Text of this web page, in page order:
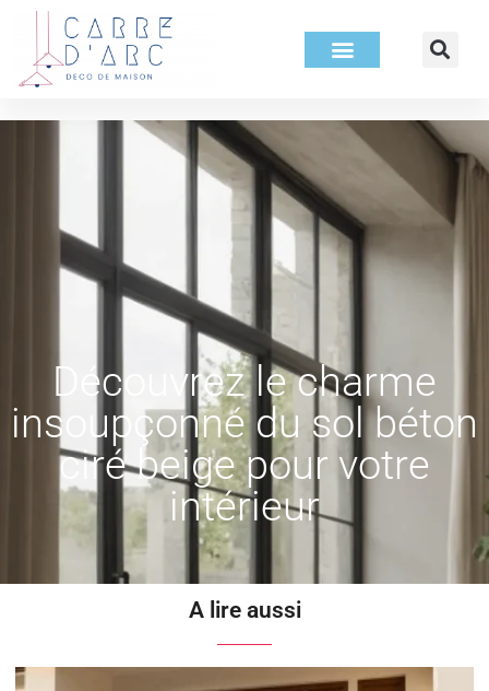
Découvrez le charme
insoupçonné du sol béton
ciré beige pour votre
intérieur
A lire aussi